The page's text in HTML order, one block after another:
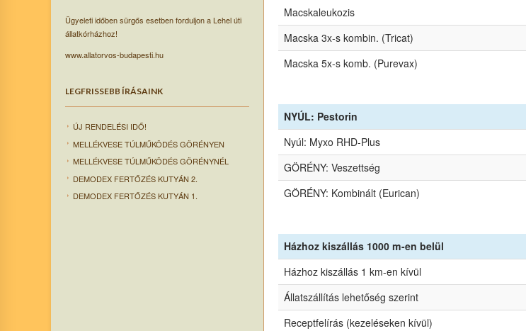
Ügyeleti időben sürgős esetben forduljon a Lehel úti
állatkórházhoz!
www.allatorvos-budapesti.hu
LEGFRISSEBB ÍRÁSAINK
ÚJ RENDELÉSI IDŐ!
MELLÉKVESE TÚLMŰKÖDÉS GÖRÉNYEN
MELLÉKVESE TÚLMŰKÖDÉS GÖRÉNYNÉL
DEMODEX FERTŐZÉS KUTYÁN 2.
DEMODEX FERTŐZÉS KUTYÁN 1.
Macskaleukozis
Macska 3x-s kombin. (Tricat)
Macska 5x-s komb. (Purevax)
NYÚL: Pestorin
Nyúl: Myxo RHD-Plus
GÖRÉNY: Veszettség
GÖRÉNY: Kombinált (Eurican)
Házhoz kiszállás 1000 m-en belül
Házhoz kiszállás 1 km-en kívül
Állatszállítás lehetőség szerint
Receptfelírás (kezeléseken kívül)